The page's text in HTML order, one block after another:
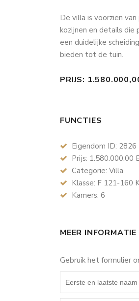
De villa is voorzien
kozijnen en details die
een duidelijke
bieden tot de tuin.
PRIJS:
FUNCTIES
Eigendom ID: 2826
Prijs: 1.580.000,00
Categorie: Villa
Klasse: F 121-160
Kamers: 6
MEER INFORMATIE
Gebruik het formulier